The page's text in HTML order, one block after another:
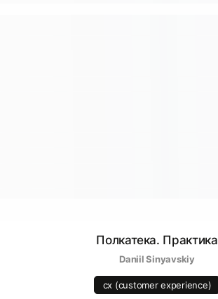
Полкатека. Практика
Daniil Sinyavskiy
cx (customer experience)